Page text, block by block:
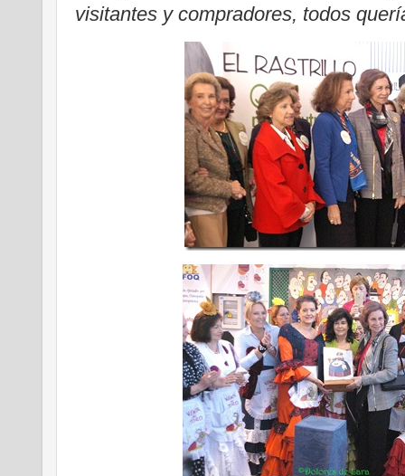
visitantes y compradores, todos